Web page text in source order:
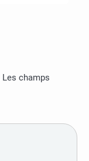
Les champs